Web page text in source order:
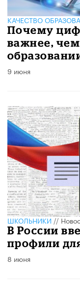
КАЧЕСТВО
Почему
важнее,
9 июня
ШКОЛЬНИКИ//
В России
профили
8 июня